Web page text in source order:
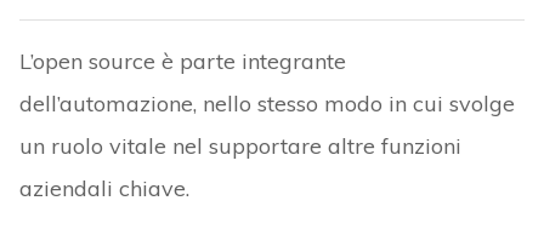
L’open source è parte integrante
dell’automazione, nello stesso modo in cui svolge
un ruolo vitale nel supportare altre funzioni
aziendali chiave.